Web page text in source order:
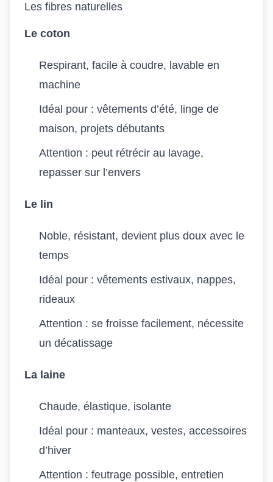
Les fibres naturelles
Le coton
Respirant, facile à coudre, lavable en
machine
Idéal pour : vêtements d’été, linge de
maison, projets débutants
Attention : peut rétrécir au lavage,
repasser sur l’envers
Le lin
Noble, résistant, devient plus doux avec le
temps
Idéal pour : vêtements estivaux, nappes,
rideaux
Attention : se froisse facilement, nécessite
un décatissage
La laine
Chaude, élastique, isolante
Idéal pour : manteaux, vestes, accessoires
d’hiver
Attention : feutrage possible, entretien